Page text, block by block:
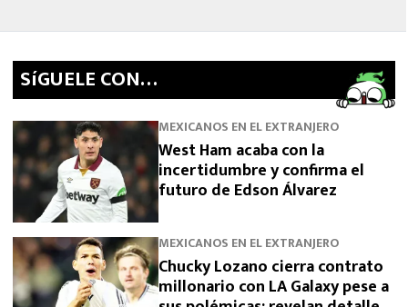
SíGUELE CON…
MEXICANOS EN EL EXTRANJERO
West Ham acaba con la
incertidumbre y confirma el
futuro de Edson Álvarez
MEXICANOS EN EL EXTRANJERO
Chucky Lozano cierra contrato
millonario con LA Galaxy pese a